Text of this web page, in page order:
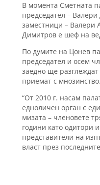
В момента Сметната
председател –
заместници – Валери
Димитров е шеф на
По думите на Цонев
председател и осем
заедно ще
приемат с мнозинство.
“От 2010 г. насам
едноличен орган с
мизата – членовете
години като одитори
представители на
власт през